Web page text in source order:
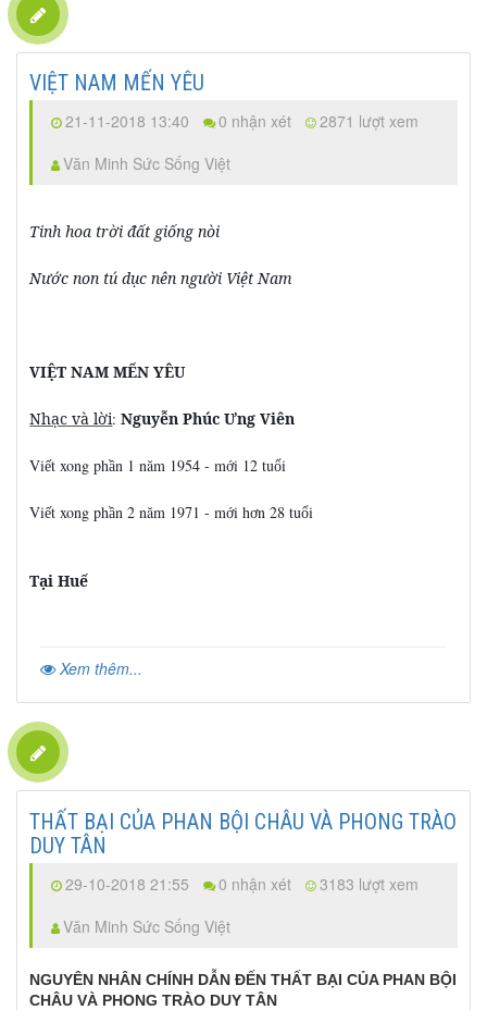
VIỆT NAM MẾN YÊU
21-11-2018 13:40 0 nhận xét
2871 lượt xem
Văn Minh Sức Sống Việt
Tinh hoa trời đất giống nòi
Nước non tú dục nên người Việt Nam
VIỆT NAM MẾN YÊU
Nhạc và lời:Nguyễn Phúc Ưng Viên
Viết xong phần 1 năm 1954 - mới 12 tuổi
Viết xong phần 2 năm 1971 - mới hơn 28 tuổi
Tại Huế
Xem thêm...
THẤT BẠI CỦA PHAN BỘI CHÂU VÀ PHONG TRÀO
DUY TÂN
29-10-2018 21:55 0 nhận xét
3183 lượt xem
Văn Minh Sức Sống Việt
NGUYÊN NHÂN CHÍNH DẪN ĐẾN THẤT BẠI CỦA PHAN BỘI
CHÂUVÀ PHONG TRÀO DUY TÂN